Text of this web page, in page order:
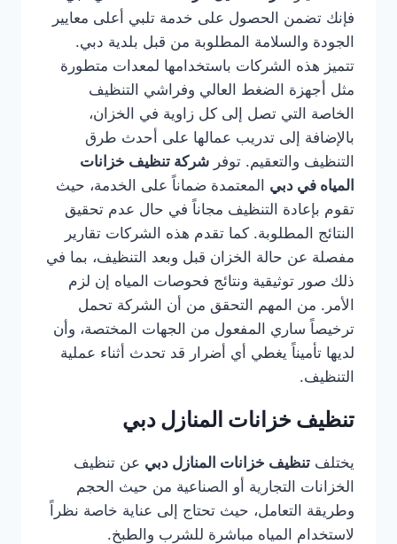
فإنك تضمن الحصول على خدمة تلبي أعلى معايير
الجودة والسلامة المطلوبة من قبل بلدية دبي.
تتميز هذه الشركات باستخدامها لمعدات متطورة
مثل أجهزة الضغط العالي وفراشي التنظيف
الخاصة التي تصل إلى كل زاوية في الخزان،
بالإضافة إلى تدريب عمالها على أحدث طرق
التنظيف والتعقيم. توفر شركة تنظيف خزانات
المياه في دبي المعتمدة ضماناً على الخدمة، حيث
تقوم بإعادة التنظيف مجاناً في حال عدم تحقيق
النتائج المطلوبة. كما تقدم هذه الشركات تقارير
مفصلة عن حالة الخزان قبل وبعد التنظيف، بما في
ذلك صور توثيقية ونتائج فحوصات المياه إن لزم
الأمر. من المهم التحقق من أن الشركة تحمل
ترخيصاً ساري المفعول من الجهات المختصة، وأن
لديها تأميناً يغطي أي أضرار قد تحدث أثناء عملية
التنظيف.
تنظيف خزانات المنازل دبي
يختلف تنظيف خزانات المنازل دبي عن تنظيف
الخزانات التجارية أو الصناعية من حيث الحجم
وطريقة التعامل، حيث تحتاج إلى عناية خاصة نظراً
لاستخدام المياه مباشرة للشرب والطبخ.